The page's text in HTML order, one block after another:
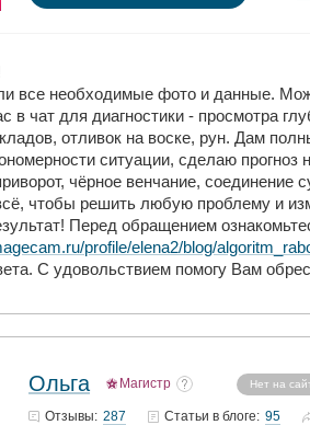
все необходимые фото и данные.
в чат для диагностики - просмотра
отливок на воске, рун. Дам
ситуации, сделаю
чёрное венчание,
чтобы решить любую проблему и
Перед обращением
profile/elena2/blog/
С удовольствием помогу Вам
Ольга Магистр Нет на
Отзывы: 287 Статьи в блоге: 95